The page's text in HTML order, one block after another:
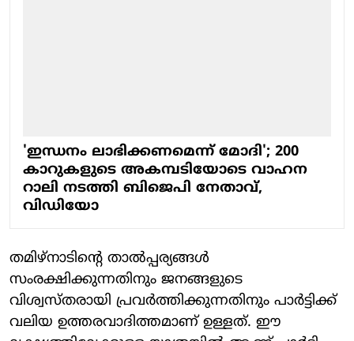
'ഇന്ധനം ലാഭിക്കണമെന്ന് മോദി'; 200
കാറുകളുടെ അകമ്പടിയോടെ വാഹന
റാലി നടത്തി ബിജെപി നേതാവ്,
വിഡിയോ
തമിഴ്നാടിന്റെ താൽപ്പര്യങ്ങൾ
സംരക്ഷിക്കുന്നതിനും ജനങ്ങളുടെ
വിശ്വസ്തരായി പ്രവർത്തിക്കുന്നതിനും പാർട്ടിക്ക്
വലിയ ഉത്തരവാദിത്തമാണ് ഉള്ളത്. ഈ